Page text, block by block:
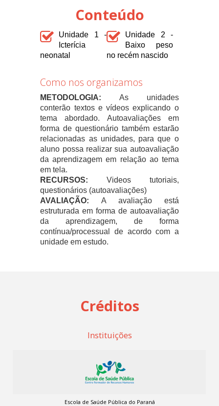
Conteúdo
Unidade 1 -
Icterícia
neonatal
Unidade 2 -
Baixo peso
no recém nascido
Como nos organizamos
METODOLOGIA: As unidades
conterão textos e vídeos explicando o
tema abordado. Autoavaliações em
forma de questionário também estarão
relacionadas as unidades, para que o
aluno possa realizar sua autoavaliação
da aprendizagem em relação ao tema
em tela.
RECURSOS: Videos tutoriais,
questionários (autoavaliações)
AVALIAÇÃO: A avaliação está
estruturada em forma de autoavaliação
da aprendizagem, de forma
contínua/processual de acordo com a
unidade em estudo.
Créditos
Instituições
Escola de Saúde Pública do Paraná